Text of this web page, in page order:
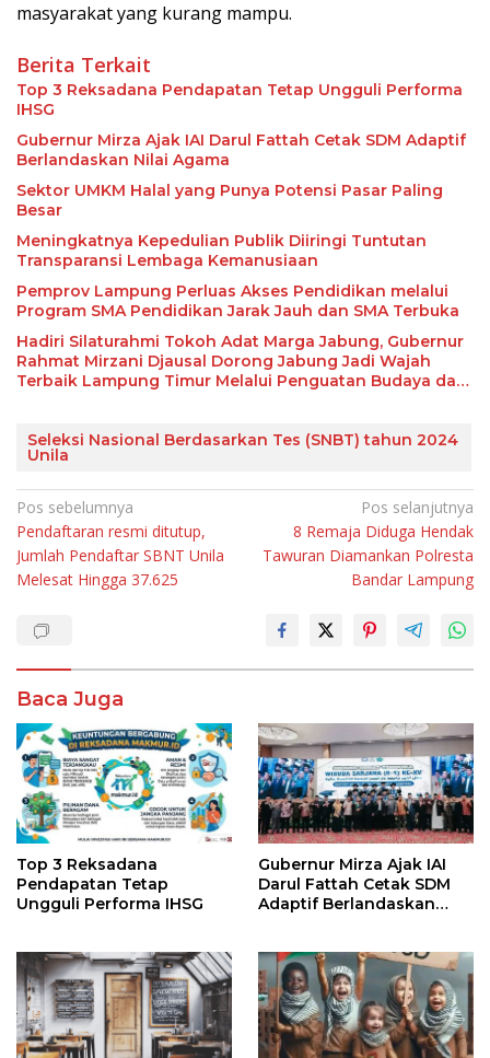
masyarakat yang kurang mampu.
Berita Terkait
Top 3 Reksadana Pendapatan Tetap Ungguli Performa
IHSG
Gubernur Mirza Ajak IAI Darul Fattah Cetak SDM Adaptif
Berlandaskan Nilai Agama
Sektor UMKM Halal yang Punya Potensi Pasar Paling
Besar
Meningkatnya Kepedulian Publik Diiringi Tuntutan
Transparansi Lembaga Kemanusiaan
Pemprov Lampung Perluas Akses Pendidikan melalui
Program SMA Pendidikan Jarak Jauh dan SMA Terbuka
Hadiri Silaturahmi Tokoh Adat Marga Jabung, Gubernur
Rahmat Mirzani Djausal Dorong Jabung Jadi Wajah
Terbaik Lampung Timur Melalui Penguatan Budaya dan
Seleksi Nasional Berdasarkan Tes (SNBT) tahun 2024
Unila
Navigasi
pos
Pos sebelumnya
Pendaftaran resmi ditutup,
Jumlah Pendaftar SBNT Unila
Melesat Hingga 37.625
Pos selanjutnya
8 Remaja Diduga Hendak
Tawuran Diamankan Polresta
Bandar Lampung
Baca Juga
Top 3 Reksadana
Pendapatan Tetap
Ungguli Performa IHSG
Gubernur Mirza Ajak IAI
Darul Fattah Cetak SDM
Adaptif Berlandaskan